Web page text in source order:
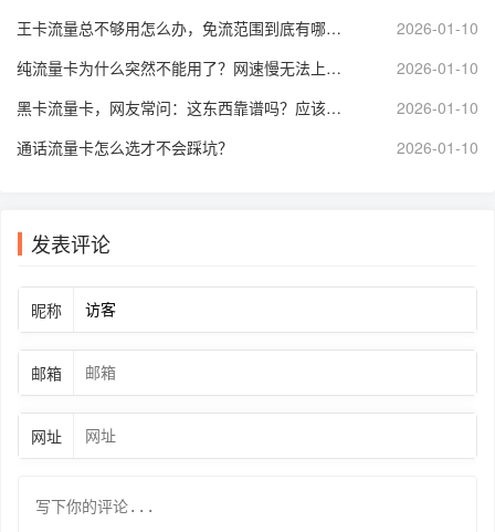
王卡流量总不够用怎么办，免流范围到底有哪些，日常使用如何设置最省流量？
2026-01-10
纯流量卡为什么突然不能用了？网速慢无法上网，怎么激活充值恢复使用？
2026-01-10
黑卡流量卡，网友常问：这东西靠谱吗？应该如何办理？使用体验好不好？
2026-01-10
通话流量卡怎么选才不会踩坑？
2026-01-10
发表评论
昵称
邮箱
网址